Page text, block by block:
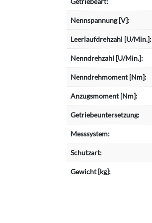
Nennspannung [V]:
Leerlaufdrehzahl [U/Min.]:
Nenndrehzahl [U/Min.]:
Nenndrehmoment [Nm]:
Anzugsmoment [Nm]:
Getriebeuntersetzung:
Messsystem:
Schutzart:
Gewicht [kg]: